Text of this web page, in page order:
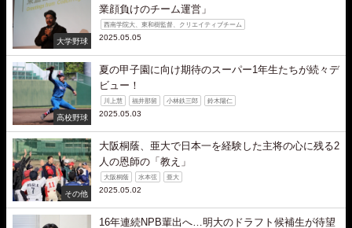
大学野球
業顔負けのチーム運営」
西南学院大、東和樹監督、クリエイティブチーム
2025.05.05
高校野球
夏の甲子園に向け期待のスーパー1年生たちが続々デ
ビュー！
川上慧 福井那留 小林鉄三郎 鈴木陽仁
2025.05.03
その他
大阪桐蔭、亜大で日本一を経験した主将の心に残る2
人の恩師の「教え」
大阪桐蔭 水本弦 亜大
2025.05.02
16年連続NPB輩出へ…明大のドラフト候補生が待望